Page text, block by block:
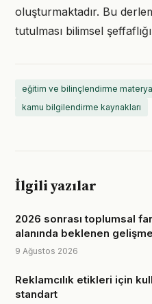
oluşturmaktadır. Bu
tutulması bilimsel
eğitim ve bilinçlendirme
kamu bilgilendirme kaynakları
İlgili yazılar
2026 sonrası toplumsal
alanında beklenen
9 Ağustos 2026
Reklamcılık etikleri için
standart